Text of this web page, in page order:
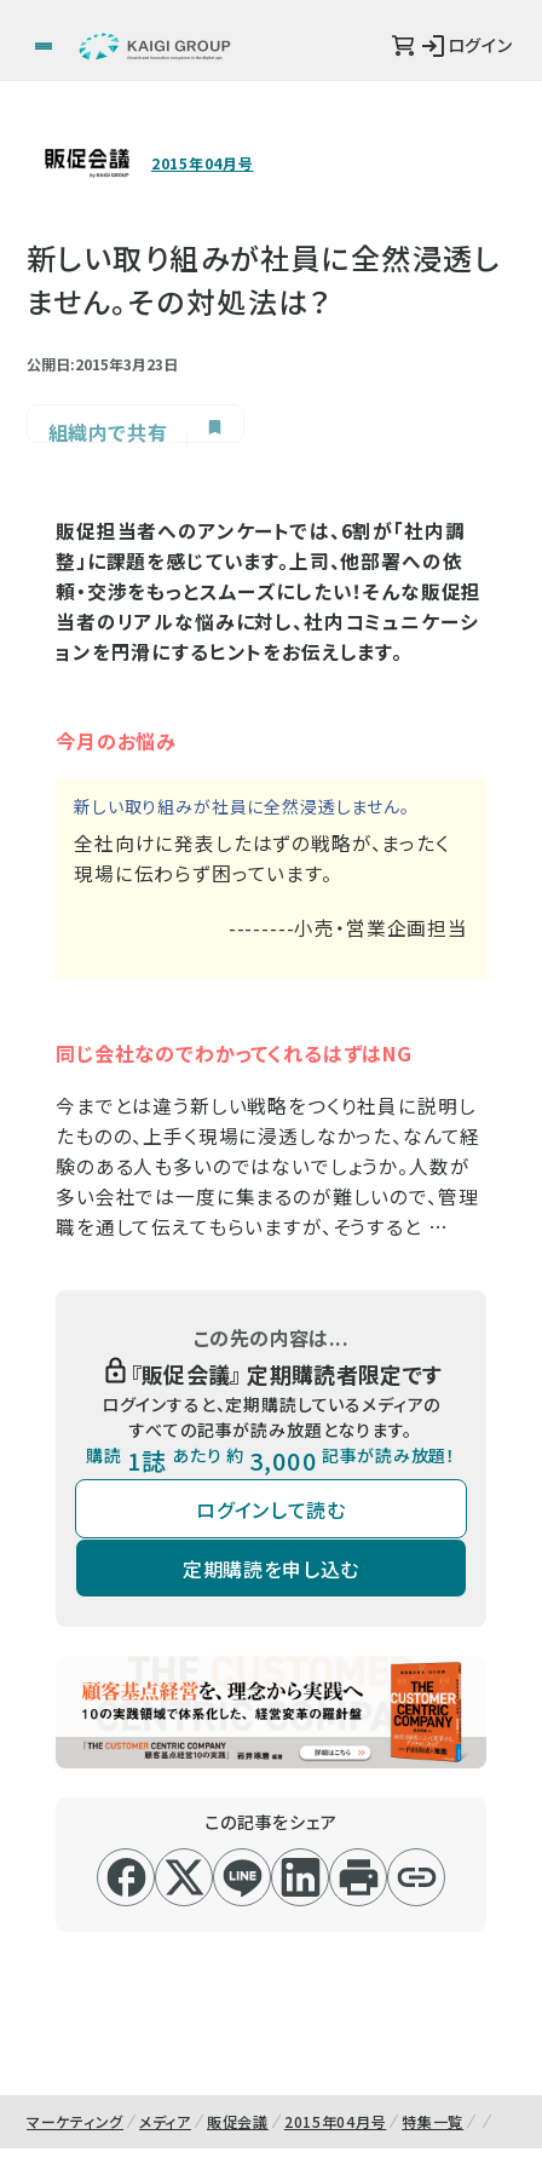
ログイン
2015年04月号
新しい取り組みが社員に全然浸透し
ません。その対処法は？
公開日:2015年3月23日
組織内で共有
販促担当者へのアンケートでは、6割が「社内調
整」に課題を感じています。上司、他部署への依
頼・交渉をもっとスムーズにしたい！そんな販促担
当者のリアルな悩みに対し、社内コミュニケーシ
ョンを円滑にするヒントをお伝えします。
今月のお悩み
新しい取り組みが社員に全然浸透しません。
全社向けに発表したはずの戦略が、まったく
現場に伝わらず困っています。
--------小売・営業企画担当
同じ会社なのでわかってくれるはずはNG
今までとは違う新しい戦略をつくり社員に説明し
たものの、上手く現場に浸透しなかった、なんて経
験のある人も多いのではないでしょうか。人数が
多い会社では一度に集まるのが難しいので、管理
職を通して伝えてもらいますが、そうすると …
この先の内容は...
『販促会議』 定期購読者限定です
ログインすると、定期購読しているメディアの
すべての記事が読み放題となります。
購読 1誌 あたり 約 3,000 記事が読み放題！
ログインして読む
定期購読を申し込む
この記事をシェア
マーケティング メディア 販促会議 2015年04月号 特集一覧